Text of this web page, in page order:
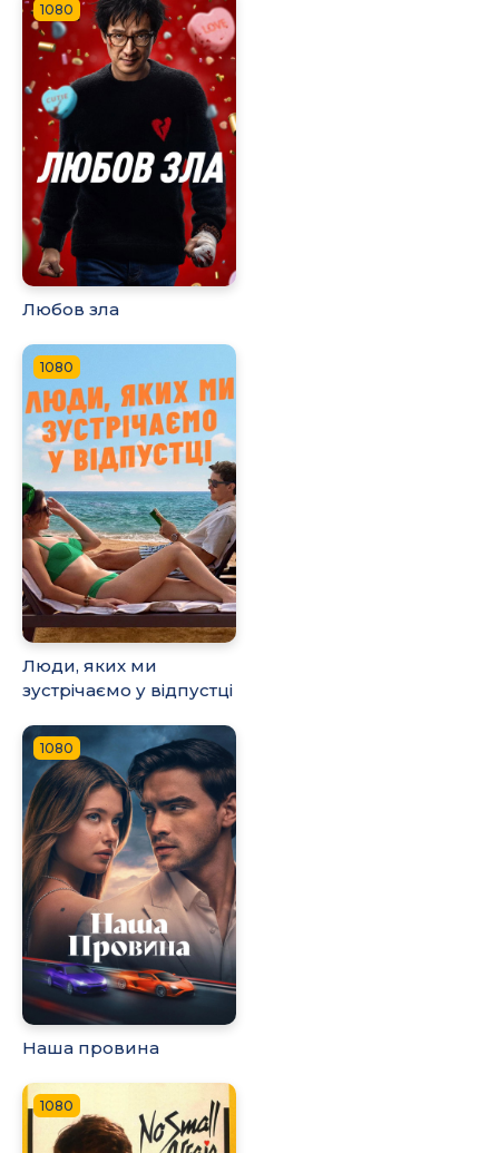
1080
Любов зла
1080
Люди, яких ми
зустрічаємо у відпустці
1080
Наша провина
1080